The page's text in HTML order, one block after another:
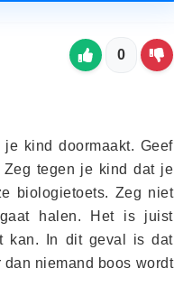
0
kind doormaakt. Geef
tegen je kind dat je
biologietoets. Zeg niet
halen. Het is juist
kan. In dit geval is dat
niemand boos wordt